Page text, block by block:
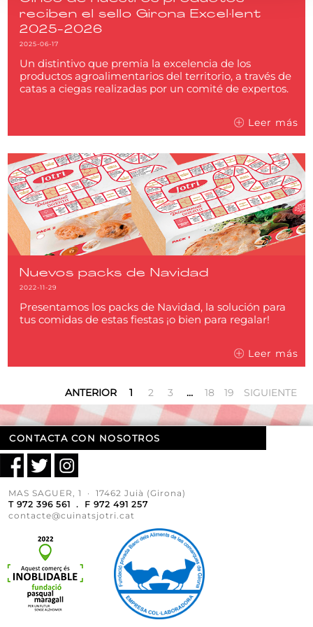
reciben el sello Girona Excel·lent
2025-2026
2025-06-17
Un distintivo que premia la excelencia de los
productos agroalimentarios del territorio, a través de
catas a ciegas realizadas por un comité de expertos.
Leer más
Nuevos packs de Navidad
2022-11-29
Presentamos los packs de Navidad, la solución para
tus comidas de estas fiestas ¡o bien para regalar!
Leer más
ANTERIOR 1 2 3 … 18 19 SIGUIENTE
CONTACTA CON NOSOTROS
MAS SAGUER, 1 · 17462 Juià (Girona)
T 972 396 561 . F 972 491 257
contacte@cuinatsjotri.cat